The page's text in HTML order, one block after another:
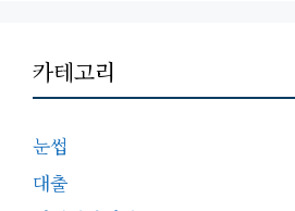
카테고리
눈썹
대출